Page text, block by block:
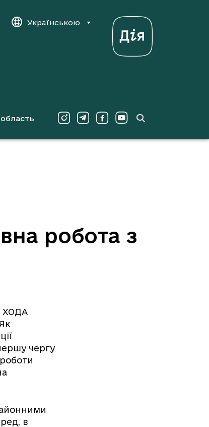
Українською
робота з
ХОДА
чергу
в